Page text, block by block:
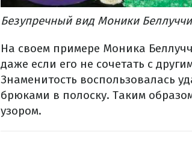
Безупречный вид Моники
На своем примере Моника
даже если его не сочетать с
Знаменитость воспользовалась
брюками в полоску. Таким
узором.